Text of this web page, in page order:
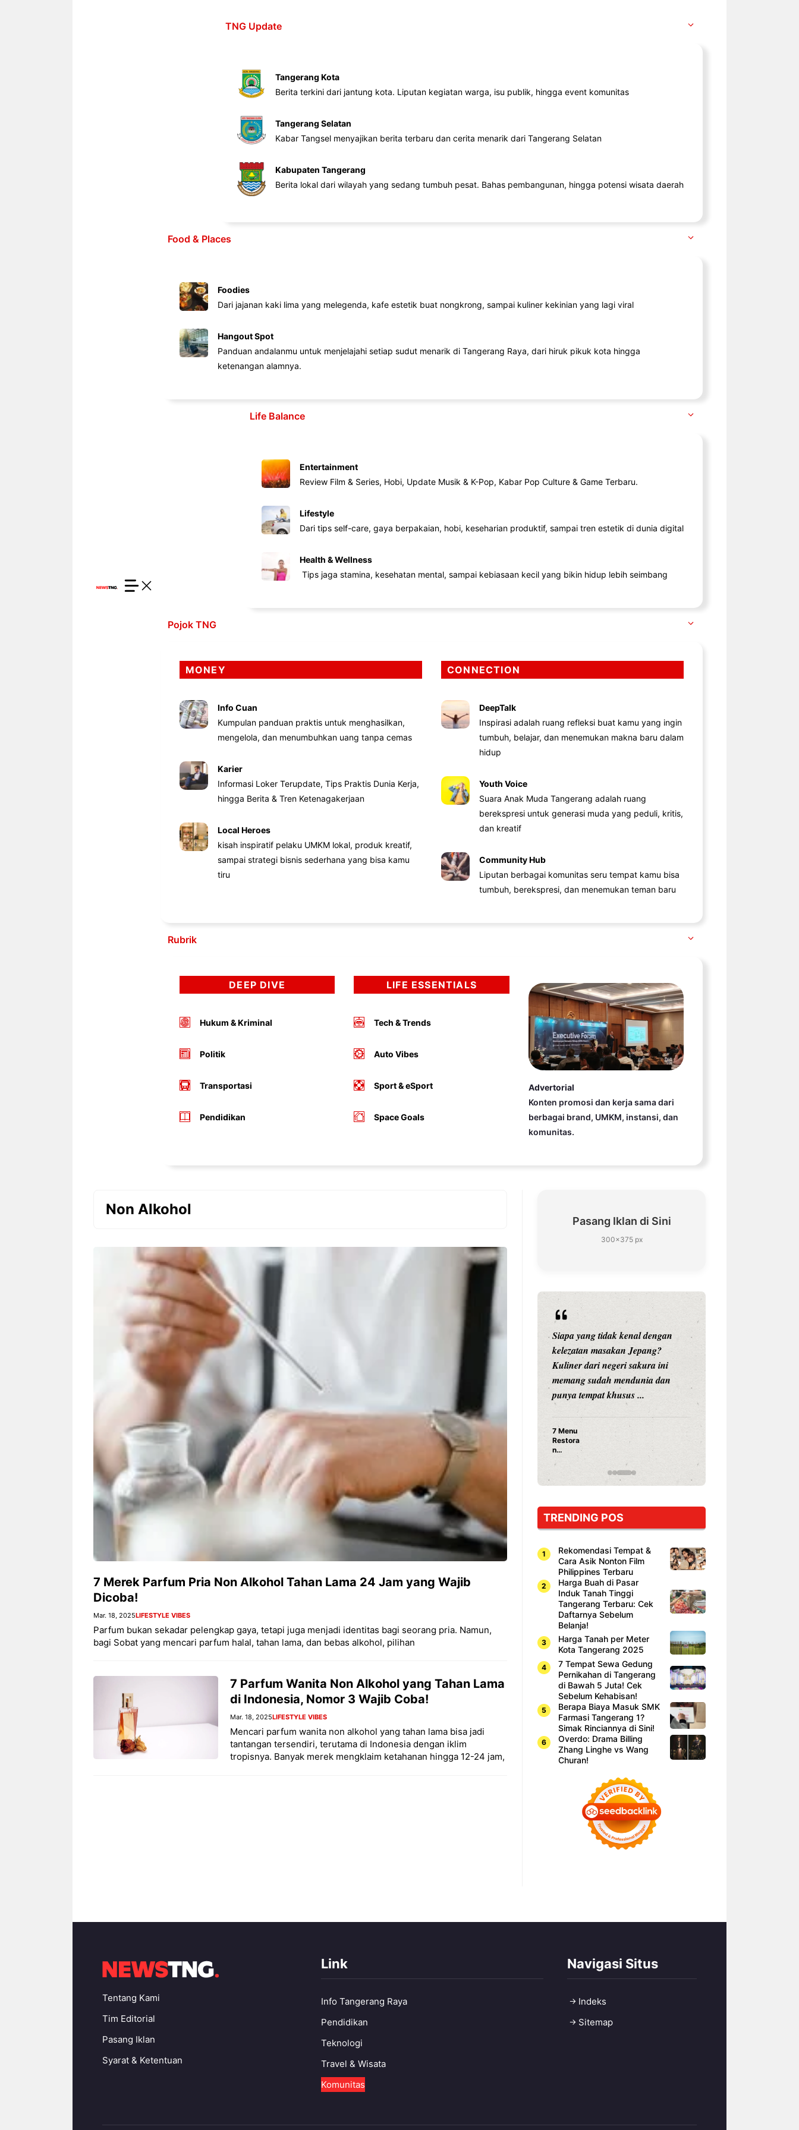
TNG Update
Tangerang Kota
Berita terkini dari jantung kota. Liputan kegiatan warga, isu publik, hingga event komunitas
Tangerang Selatan
Kabar Tangsel menyajikan berita terbaru dan cerita menarik dari Tangerang Selatan
Kabupaten Tangerang
Berita lokal dari wilayah yang sedang tumbuh pesat. Bahas pembangunan, hingga potensi wisata daerah
Food & Places
Foodies
Dari jajanan kaki lima yang melegenda, kafe estetik buat nongkrong, sampai kuliner kekinian yang lagi viral
Hangout Spot
Panduan andalanmu untuk menjelajahi setiap sudut menarik di Tangerang Raya, dari hiruk pikuk kota hingga
ketenangan alamnya.
Life Balance
Entertainment
Review Film & Series, Hobi, Update Musik & K-Pop, Kabar Pop Culture & Game Terbaru.
Lifestyle
Dari tips self-care, gaya berpakaian, hobi, keseharian produktif, sampai tren estetik di dunia digital
Health & Wellness
Tips jaga stamina, kesehatan mental, sampai kebiasaan kecil yang bikin hidup lebih seimbang
Pojok TNG
MONEY
Info Cuan
Kumpulan panduan praktis untuk menghasilkan,
mengelola, dan menumbuhkan uang tanpa cemas
Karier
Informasi Loker Terupdate, Tips Praktis Dunia Kerja,
hingga Berita & Tren Ketenagakerjaan
Local Heroes
kisah inspiratif pelaku UMKM lokal, produk kreatif,
sampai strategi bisnis sederhana yang bisa kamu
tiru
CONNECTION
DeepTalk
Inspirasi adalah ruang refleksi buat kamu yang ingin
tumbuh, belajar, dan menemukan makna baru dalam
hidup
Youth Voice
Suara Anak Muda Tangerang adalah ruang
berekspresi untuk generasi muda yang peduli, kritis,
dan kreatif
Community Hub
Liputan berbagai komunitas seru tempat kamu bisa
tumbuh, berekspresi, dan menemukan teman baru
Rubrik
DEEP DIVE
Hukum & Kriminal
Politik
Transportasi
Pendidikan
LIFE ESSENTIALS
Tech & Trends
Auto Vibes
Sport & eSport
Space Goals
Advertorial
Konten promosi dan kerja sama dari
berbagai brand, UMKM, instansi, dan
komunitas.
Non Alkohol
7 Merek Parfum Pria Non Alkohol Tahan Lama 24 Jam yang Wajib
Dicoba!
Mar. 18, 2025LIFESTYLE VIBES
Parfum bukan sekadar pelengkap gaya, tetapi juga menjadi identitas bagi seorang pria. Namun,
bagi Sobat yang mencari parfum halal, tahan lama, dan bebas alkohol, pilihan
7 Parfum Wanita Non Alkohol yang Tahan Lama
di Indonesia, Nomor 3 Wajib Coba!
Mar. 18, 2025LIFESTYLE VIBES
Mencari parfum wanita non alkohol yang tahan lama bisa jadi
tantangan tersendiri, terutama di Indonesia dengan iklim
tropisnya. Banyak merek mengklaim ketahanan hingga 12-24 jam,
Pasang Iklan di Sini
300×375 px
Siapa sangka, dua nama besar di
dunia hiburan, Nunung Srimulat
dan Vicky Prasetyo, kini merambah
dunia kuliner dengan membuka
Nunung Srimulat & Vicky
Prasetyo Buka Restoran
Ayam Panggang! Cuma Rp
15 Ribu, Resep Rahasia
Mami Bikin Nagih!
Bandung – Menyambut pergantian
tahun 2026, restoran all you can
eat Kakkoii All You Can Eat
penawaran spesial ...
Sambut 2026, Kakkoii
Bandung Hadirkan Pesta All
You Can Eat Mulai Rp
145.000
ngerjain sesuatu cuma buat iseng-
menguntungkan? Nah, itulah ...
Dari Iseng Jadi Cuan: Kisah
TUM_ATUL yang Ubah
Hampers Jadi Bisnis Kece
Siapa yang tidak kenal dengan
kelezatan masakan Jepang?
Kuliner dari negeri sakura ini
memang sudah mendunia dan
punya tempat khusus ...
7 Menu
Restora
n
yang
Dicoba,
Cuma
Sushi!
TRENDING POS
Rekomendasi Tempat &
Cara Asik Nonton Film
Philippines Terbaru
Harga Buah di Pasar
Induk Tanah Tinggi
Tangerang Terbaru: Cek
Daftarnya Sebelum
Belanja!
Harga Tanah per Meter
Kota Tangerang 2025
7 Tempat Sewa Gedung
Pernikahan di Tangerang
di Bawah 5 Juta! Cek
Sebelum Kehabisan!
Berapa Biaya Masuk SMK
Farmasi Tangerang 1?
Simak Rinciannya di Sini!
Overdo: Drama Billing
Zhang Linghe vs Wang
Churan!
Tentang Kami
Tim Editorial
Pasang Iklan
Syarat & Ketentuan
Link
Info Tangerang Raya
Pendidikan
Teknologi
Travel & Wisata
Komunitas
Navigasi Situs
Indeks
Sitemap